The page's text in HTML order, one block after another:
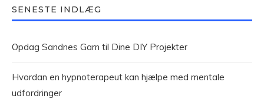
SENESTE INDLÆG
Opdag Sandnes Garn til Dine DIY Projekter
Hvordan en hypnoterapeut kan hjælpe med mentale
udfordringer